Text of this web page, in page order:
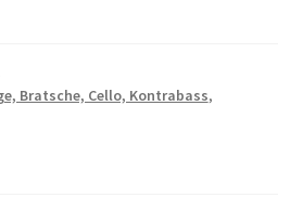
Bratsche, Cello, Kontrabass,